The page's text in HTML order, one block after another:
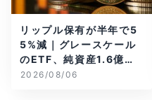
リップル保有が半年で5
5%減｜グレースケール
のETF、純資産1.6億ド
ル減
2026/08/06